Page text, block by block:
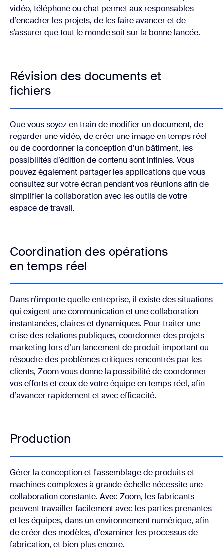
vidéo, téléphone ou chat permet aux responsables
d’encadrer les projets, de les faire avancer et de
s’assurer que tout le monde soit sur la bonne lancée.
Révision des documents et
fichiers
Que vous soyez en train de modifier un document, de
regarder une vidéo, de créer une image en temps réel
ou de coordonner la conception d’un bâtiment, les
possibilités d’édition de contenu sont infinies. Vous
pouvez également partager les applications que vous
consultez sur votre écran pendant vos réunions afin de
simplifier la collaboration avec les outils de votre
espace de travail.
Coordination des opérations
en temps réel
Dans n’importe quelle entreprise, il existe des situations
qui exigent une communication et une collaboration
instantanées, claires et dynamiques. Pour traiter une
crise des relations publiques, coordonner des projets
marketing lors d’un lancement de produit important ou
résoudre des problèmes critiques rencontrés par les
clients, Zoom vous donne la possibilité de coordonner
vos efforts et ceux de votre équipe en temps réel, afin
d’avancer rapidement et avec efficacité.
Production
Gérer la conception et l'assemblage de produits et
machines complexes à grande échelle nécessite une
collaboration constante. Avec Zoom, les fabricants
peuvent travailler facilement avec les parties prenantes
et les équipes, dans un environnement numérique, afin
de créer des modèles, d'examiner les processus de
fabrication, et bien plus encore.